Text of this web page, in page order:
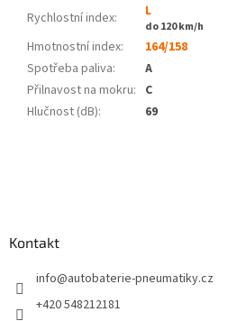
Rychlostní index:
L
do 120 km/h
Hmotnostní index:
164/158
Spotřeba paliva:
A
Přilnavost na mokru: C
Hlučnost (dB): 69
Kontakt
info@autobaterie-pneumatiky.cz
+420 548212181